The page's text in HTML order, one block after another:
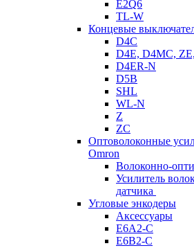
E2Q6
TL-W
Концевые
D4C
D4E, D4MC,
D4ER-N
D5B
SHL
WL-N
Z
ZC
Оптоволоконные
Omron
Волоконно-
Усилитель
датчика
Угловые энкодеры
Аксессуары
E6A2-C
E6B2-C